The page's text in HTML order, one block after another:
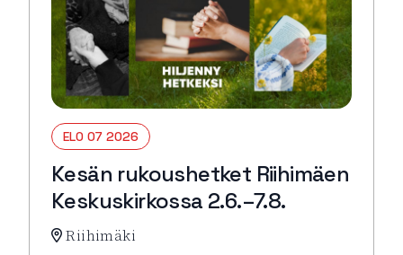
ELO 07 2026
Kesän rukoushetket Riihimäen
Keskuskirkossa 2.6.–7.8.
Riihimäki